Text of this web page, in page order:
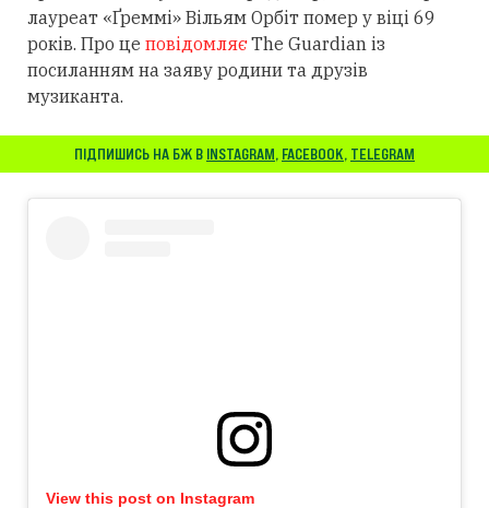
лауреат «Ґреммі» Вільям Орбіт помер у віці 69
років. Про це повідомляєThe Guardian із
посиланням на заяву родини та друзів
музиканта.
ПІДПИШИСЬ НА БЖ В INSTAGRAM, FACEBOOK, TELEGRAM
View this post on Instagram